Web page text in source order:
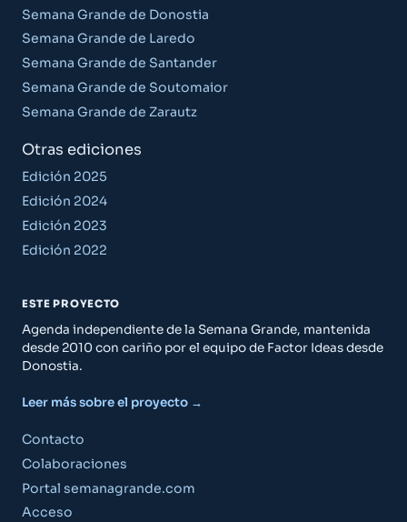
Semana Grande de Donostia
Semana Grande de Laredo
Semana Grande de Santander
Semana Grande de Soutomaior
Semana Grande de Zarautz
Otras ediciones
Edición 2025
Edición 2024
Edición 2023
Edición 2022
ESTE PROYECTO
Agenda independiente de la Semana Grande, mantenida
desde 2010 con cariño por el equipo de Factor Ideas desde
Donostia.
Leer más sobre el proyecto →
Contacto
Colaboraciones
Portal semanagrande.com
Acceso